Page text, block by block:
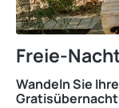
Freie-
Wandeln Sie